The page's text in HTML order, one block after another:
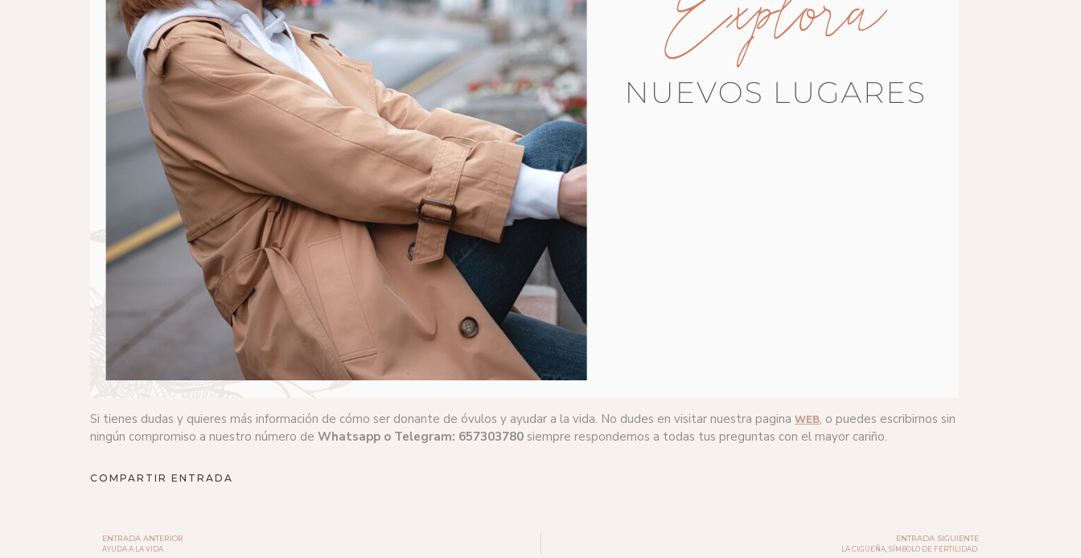
Si tienes dudas y quieres más información de cómo ser donante de óvulos y ayudar a la vida. No dudes en visitar nuestra pagina WEB, o puedes escribirnos sin
ningún compromiso a nuestro número de Whatsapp o Telegram: 657303780 siempre respondemos a todas tus preguntas con el mayor cariño.
COMPARTIR ENTRADA
ENTRADA ANTERIOR
AYUDA A LA VIDA
ENTRADA SIGUIENTE
LA CIGÜEÑA, SÍMBOLO DE FERTILIDAD.